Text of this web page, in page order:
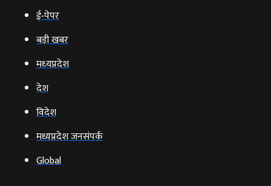
ई‑पेपर
बड़ी खबर
मध्‍यप्रदेश
देश
विदेश
मध्यप्रदेश जनसंपर्क
Global